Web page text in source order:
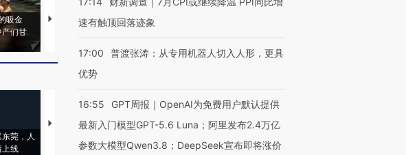
吸金
产们甘
马航飞行员跨国走私7万
东莞，人
上线
【推广】走进第四届链博
有意思的生活方式·第三对
【商旅对话】华住集团
住三大增长引擎是什么？
速有触顶回落迹象
17:00
普渡张涛：从专用机器人切入人形，更具
优势
16:55
GPT周报｜OpenAI为免费用户默认提供
最新入门模型GPT-5.6 Luna；阿里发布2.4万亿
参数大模型Qwen3.8；DeepSeek宣布即将涨价